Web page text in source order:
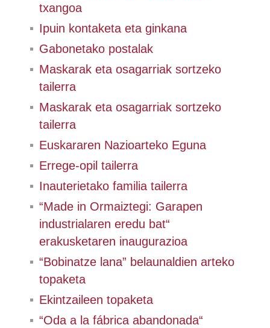
txangoa
Ipuin kontaketa eta ginkana
Gabonetako postalak
Maskarak eta osagarriak sortzeko
tailerra
Maskarak eta osagarriak sortzeko
tailerra
Euskararen Nazioarteko Eguna
Errege-opil tailerra
Inauterietako familia tailerra
“Made in Ormaiztegi: Garapen
industrialaren eredu bat“
erakusketaren inaugurazioa
“Bobinatze lana” belaunaldien arteko
topaketa
Ekintzaileen topaketa
“Oda a la fábrica abandonada“